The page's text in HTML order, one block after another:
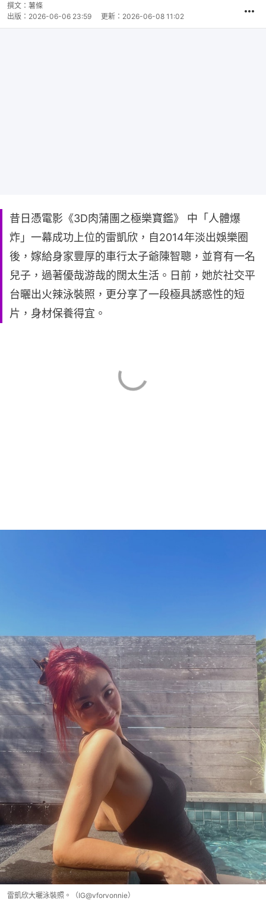
撰文： 薯條
出版： 2026-06-06 23:59 更新： 2026-06-08 11:02
昔日憑電影《3D肉蒲團之極樂寶鑑》 中「人體爆
炸」一幕成功上位的雷凱欣，自2014年淡出娛樂圈
後，嫁給身家豐厚的車行太子爺陳智聰，並育有一名
兒子，過著優哉游哉的闊太生活。日前，她於社交平
台曬出火辣泳裝照，更分享了一段極具誘惑性的短
片，身材保養得宜。
雷凱欣大曬泳裝照。（IG@vforvonnie）